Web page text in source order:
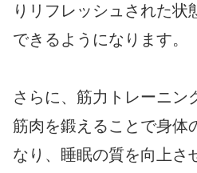
りリフレッシュされた状
できるようになります。
さらに、筋力トレーニン
筋肉を鍛えることで身体
なり、睡眠の質を向上さ